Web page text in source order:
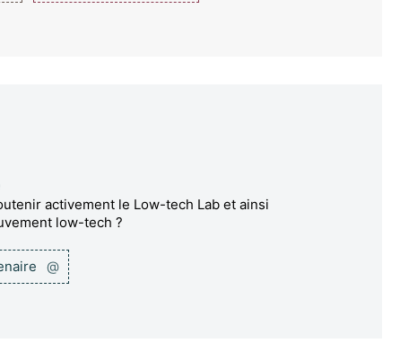
activement le Low-tech Lab et ainsi
low-tech ?
@